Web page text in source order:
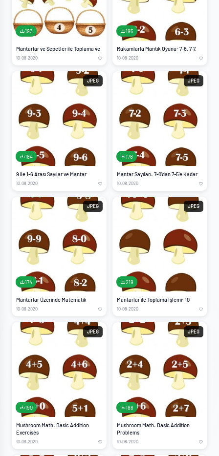
193
Mantarlar ve Sepetler ile Toplama ve
10.08.2020
195
Rakamlarla Mantık Oyunu: 7-6, 7-7,
10.08.2020
JPEG
184
9 ile 1-6 Arası Sayılar ve Mantar
10.08.2020
JPEG
178
Mantar Sayıları: 7-0'dan 7-5'e Kadar
10.08.2020
JPEG
174
Mantarlar Üzerinde Matematik
10.08.2020
JPEG
219
Mantarlar ile Toplama İşlemi: 10
10.08.2020
JPEG
190
Mushroom Math: Basic Addition
Exercises
10.08.2020
JPEG
188
Mushroom Math: Basic Addition
Problems
10.08.2020